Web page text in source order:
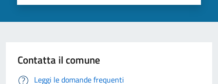
Contatta il comune
Leggi le domande frequenti